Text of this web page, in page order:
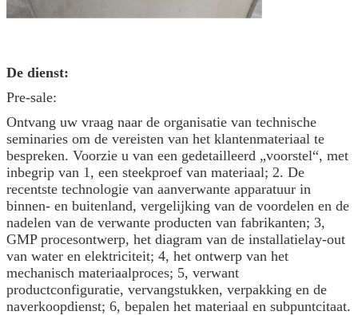
De dienst:
Pre-sale:
Ontvang uw vraag naar de organisatie van technische
seminaries om de vereisten van het klantenmateriaal te
bespreken. Voorzie u van een gedetailleerd „voorstel“, met
inbegrip van 1, een steekproef van materiaal; 2. De
recentste technologie van aanverwante apparatuur in
binnen- en buitenland, vergelijking van de voordelen en de
nadelen van de verwante producten van fabrikanten; 3,
GMP procesontwerp, het diagram van de installatielay-out
van water en elektriciteit; 4, het ontwerp van het
mechanisch materiaalproces; 5, verwant
productconfiguratie, vervangstukken, verpakking en de
naverkoopdienst; 6, bepalen het materiaal en subpuntcitaat.